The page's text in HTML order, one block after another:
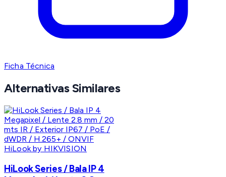
Ficha Técnica
Alternativas Similares
HiLook by HIKVISION
HiLook Series / Bala IP 4